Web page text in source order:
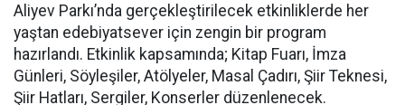
Aliyev Parkı’nda gerçekleştirilecek etkinliklerde her
yaştan edebiyatsever için zengin bir program
hazırlandı. Etkinlik kapsamında; Kitap Fuarı, İmza
Günleri, Söyleşiler, Atölyeler, Masal Çadırı, Şiir Teknesi,
Şiir Hatları, Sergiler, Konserler düzenlenecek.